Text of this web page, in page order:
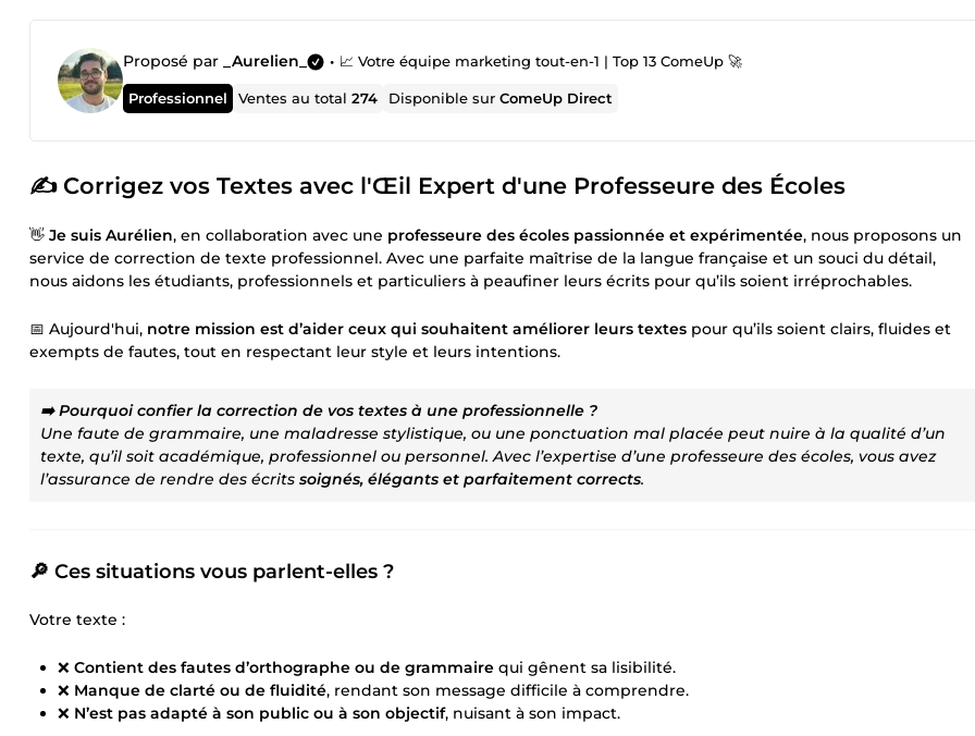
Proposé par _Aurelien_ • 📈 Votre équipe marketing tout-en-1 | Top 13 ComeUp 🚀
Professionnel Ventes au total274 Disponible surComeUp Direct
✍️ Corrigez vos Textes avec l'Œil Expert d'une Professeure des Écoles
👋 Je suis Aurélien, en collaboration avec une professeure des écoles passionnée et expérimentée, nous proposons un
service de correction de texte professionnel. Avec une parfaite maîtrise de la langue française et un souci du détail,
nous aidons les étudiants, professionnels et particuliers à peaufiner leurs écrits pour qu’ils soient irréprochables.
📅 Aujourd'hui, notre mission est d’aider ceux qui souhaitent améliorer leurs textes pour qu’ils soient clairs, fluides et
exempts de fautes, tout en respectant leur style et leurs intentions.
➡️ Pourquoi confier la correction de vos textes à une professionnelle ?
Une faute de grammaire, une maladresse stylistique, ou une ponctuation mal placée peut nuire à la qualité d’un
texte, qu’il soit académique, professionnel ou personnel. Avec l’expertise d’une professeure des écoles, vous avez
l’assurance de rendre des écrits soignés, élégants et parfaitement corrects.
🔎 Ces situations vous parlent-elles ?
Votre texte :
❌ Contient des fautes d’orthographe ou de grammaire qui gênent sa lisibilité.
❌ Manque de clarté ou de fluidité, rendant son message difficile à comprendre.
❌ N’est pas adapté à son public ou à son objectif, nuisant à son impact.